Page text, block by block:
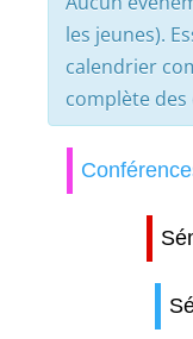
les jeunes).
calendrier
complète des